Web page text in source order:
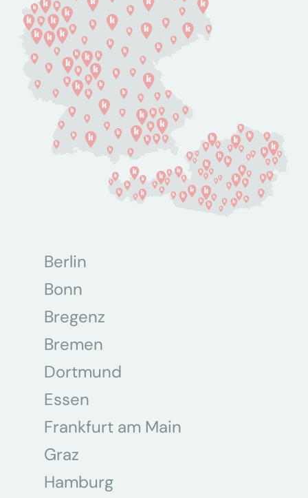
Berlin
Bonn
Bregenz
Bremen
Dortmund
Essen
Frankfurt am Main
Graz
Hamburg